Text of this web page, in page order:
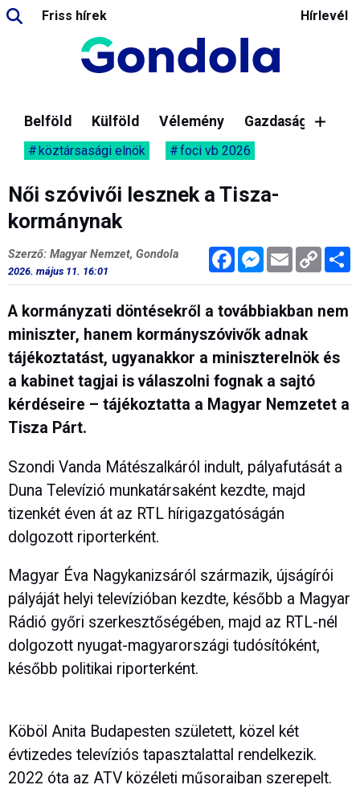
Friss hírek Hírlevél
Belföld Külföld Vélemény Gazdaság
köztársasági elnök foci vb 2026
Női szóvivői lesznek a Tisza-
kormánynak
FacebookMessenger
Email Copy
Link
Szerző: Magyar Nemzet, Gondola
2026. május 11. 16:01
A kormányzati döntésekről a továbbiakban nem
miniszter, hanem kormányszóvivők adnak
tájékoztatást, ugyanakkor a miniszterelnök és
a kabinet tagjai is válaszolni fognak a sajtó
kérdéseire – tájékoztatta a Magyar Nemzetet a
Tisza Párt.
Szondi Vanda Mátészalkáról indult, pályafutását a
Duna Televízió munkatársaként kezdte, majd
tizenkét éven át az RTL hírigazgatóságán
dolgozott riporterként.
Magyar Éva Nagykanizsáról származik, újságírói
pályáját helyi televízióban kezdte, később a Magyar
Rádió győri szerkesztőségében, majd az RTL-nél
dolgozott nyugat-magyarországi tudósítóként,
később politikai riporterként.
Köböl Anita Budapesten született, közel két
évtizedes televíziós tapasztalattal rendelkezik.
2022 óta az ATV közéleti műsoraiban szerepelt.